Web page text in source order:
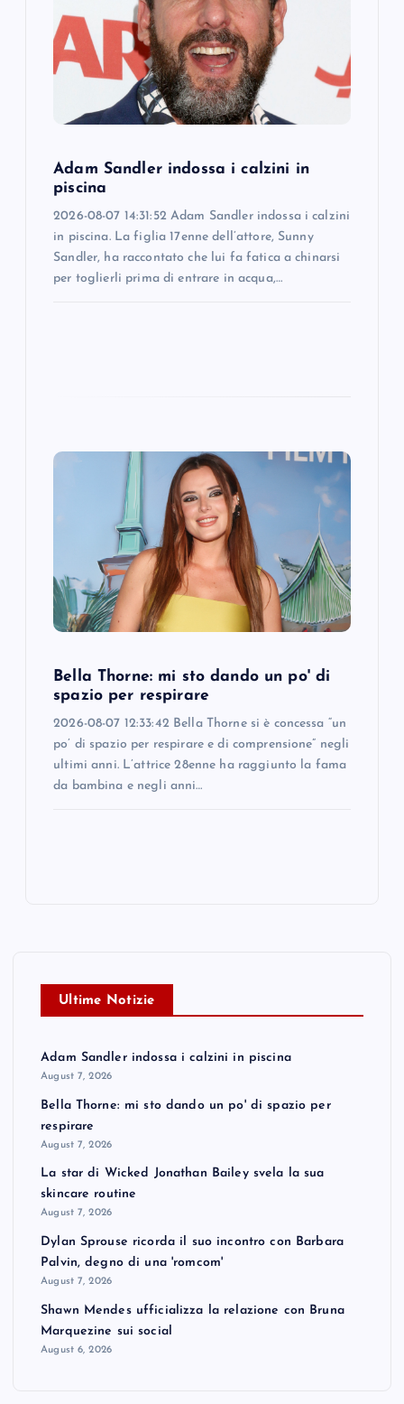
Adam Sandler indossa i calzini in
piscina
2026-08-07 14:31:52 Adam Sandler indossa i calzini
in piscina. La figlia 17enne dell’attore, Sunny
Sandler, ha raccontato che lui fa fatica a chinarsi
per toglierli prima di entrare in acqua,…
Bella Thorne: mi sto dando un po' di
spazio per respirare
2026-08-07 12:33:42 Bella Thorne si è concessa “un
po’ di spazio per respirare e di comprensione” negli
ultimi anni. L’attrice 28enne ha raggiunto la fama
da bambina e negli anni…
Ultime Notizie
Adam Sandler indossa i calzini in piscina
August 7, 2026
Bella Thorne: mi sto dando un po' di spazio per
respirare
August 7, 2026
La star di Wicked Jonathan Bailey svela la sua
skincare routine
August 7, 2026
Dylan Sprouse ricorda il suo incontro con Barbara
Palvin, degno di una 'romcom'
August 7, 2026
Shawn Mendes ufficializza la relazione con Bruna
Marquezine sui social
August 6, 2026